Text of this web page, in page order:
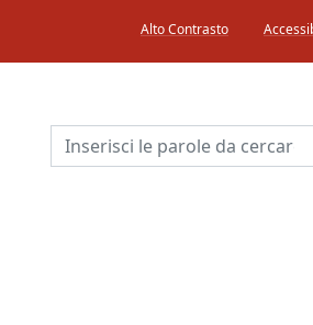
Menù in alto a destra
Alto Contrasto